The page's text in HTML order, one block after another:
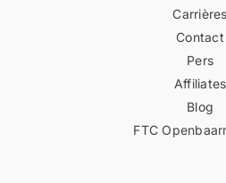
Carrières
Contact
Pers
Affiliates
Blog
FTC